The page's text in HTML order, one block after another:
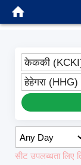
केककी
हेहेगरा (HHG)
सीट उपलब्धता लिए